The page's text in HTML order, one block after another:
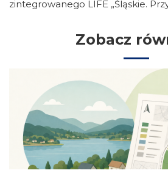
zintegrowanego LIFE „Śląskie.
Zobacz